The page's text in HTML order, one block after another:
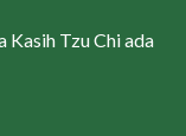
Kasih Tzu Chi ada